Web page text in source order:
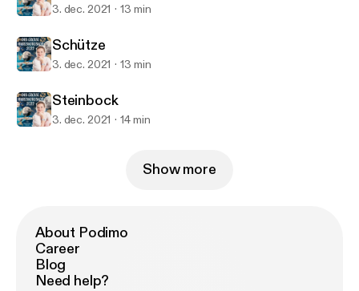
3. dec. 2021 13 min
Schütze
3. dec. 2021 13 min
Steinbock
3. dec. 2021 14 min
Show more
About Podimo
Career
Blog
Need help?